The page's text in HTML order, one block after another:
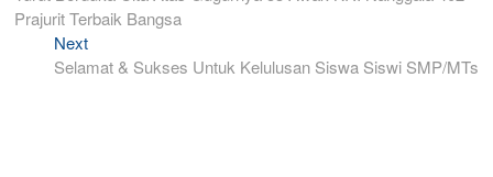
navigation
Prajurit Terbaik Bangsa
NextNext
post:
Selamat & Sukses Untuk Kelulusan Siswa Siswi SMP/MTs